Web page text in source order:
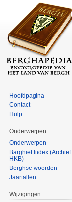
Hoofdpagina
Contact
Hulp
Onderwerpen
Onderwerpen
Barghief Index (Archief
HKB)
Berghse woorden
Jaartallen
Wijzigingen